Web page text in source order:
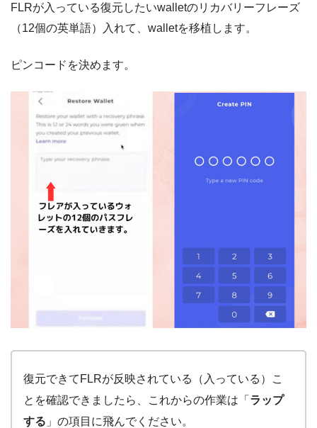
FLRが入っている復元したいwalletのリカバリーフレーズ
（12個の英単語）入れて、walletを移植します。
ピンコードを決めます。
復元できてFLRが反映されている（入っている）こ
とを確認できましたら、これからの作業は「 ラップ
する 」の項目に飛んでください。